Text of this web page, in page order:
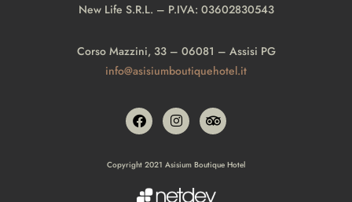
New Life S.R.L. – P.IVA: 03602830543
Corso Mazzini, 33 – 06081 – Assisi PG
info@asisiumboutiquehotel.it
Copyright 2021 Asisium Boutique Hotel